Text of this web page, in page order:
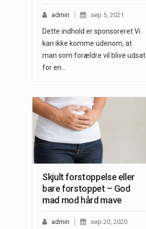
admin sep 5, 2021
Dette indhold er sponsoreret Vi
kan ikke komme udenom, at
man som forældre vil blive udsat
for en…
Skjult forstoppelse eller
bare forstoppet – God
mad mod hård mave
admin sep 20, 2020